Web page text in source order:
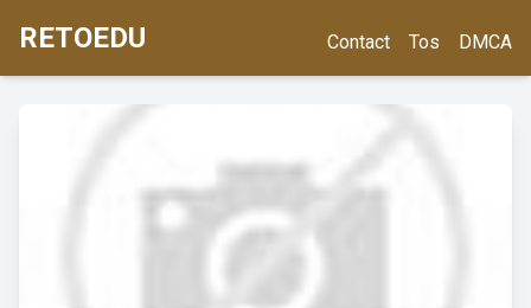
RETOEDU Contact Tos DMCA